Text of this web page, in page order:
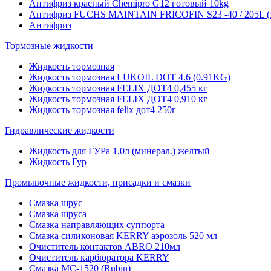
Антифриз красный Chemipro G12 готовый 10kg
Антифриз FUCHS MAINTAIN FRICOFIN S23 -40 / 205L
Антифриз
Тормозные жидкости
Жидкость тормозная
Жидкость тормозная LUKOIL DOT 4.6 (0.91KG)
Жидкость тормозная FELIX ДОТ4 0,455 кг
Жидкость тормозная FELIX ДОТ4 0,910 кг
Жидкость тормозная felix дот4 250г
Гидравлические жидкости
Жидкость для ГУРа 1,0л (минерал.) желтый
Жидкость Гур
Промывочные жидкости, присадки и смазки
Смазка шрус
Смазка шруса
Смазка направляющих суппорта
Смазка силиконовая KERRY аэрозоль 520 мл
Очиститель контактов ABRO 210мл
Очиститель карбюратора KERRY
Смазка МС-1520 (Rubin)